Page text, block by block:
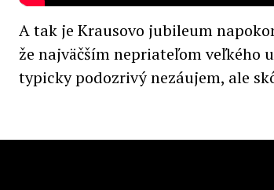
A tak je Krausovo jubileum
že najväčším nepriateľom veľkého
typicky podozrivý nezáujem, ale